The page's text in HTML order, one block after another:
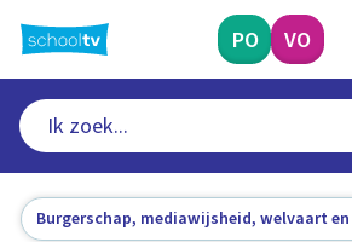
naar
hoofdinhoud
PO VO
Burgerschap, mediawijsheid, welvaart